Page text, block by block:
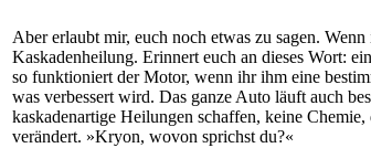
Aber erlaubt mir, euch noch etwas zu sagen.
Kaskadenheilung. Erinnert euch an dieses Wort:
so funktioniert der Motor, wenn ihr ihm eine
was verbessert wird. Das ganze Auto läuft auch
kaskadenartige Heilungen schaffen, keine
verändert. »Kryon, wovon sprichst du?«